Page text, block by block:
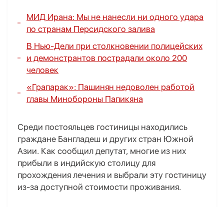
МИД Ирана: Мы не нанесли ни одного удара
по странам Персидского залива
В Нью-Дели при столкновении полицейских
и демонстрантов пострадали около 200
человек
«Грапарак»: Пашинян недоволен работой
главы Минобороны Папикяна
Среди постояльцев гостиницы находились
граждане Бангладеш и других стран Южной
Азии. Как сообщил депутат, многие из них
прибыли в индийскую столицу для
прохождения лечения и выбрали эту гостиницу
из-за доступной стоимости проживания.